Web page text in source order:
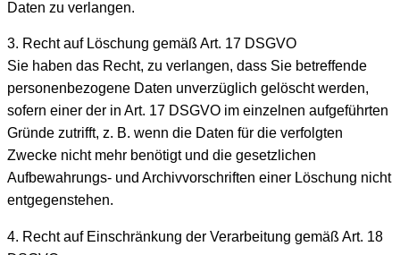
Daten zu verlangen.
3. Recht auf Löschung gemäß Art. 17 DSGVO
Sie haben das Recht, zu verlangen, dass Sie betreffende
personenbezogene Daten unverzüglich gelöscht werden,
sofern einer der in Art. 17 DSGVO im einzelnen aufgeführten
Gründe zutrifft, z. B. wenn die Daten für die verfolgten
Zwecke nicht mehr benötigt und die gesetzlichen
Aufbewahrungs- und Archivvorschriften einer Löschung nicht
entgegenstehen.
4. Recht auf Einschränkung der Verarbeitung gemäß Art. 18